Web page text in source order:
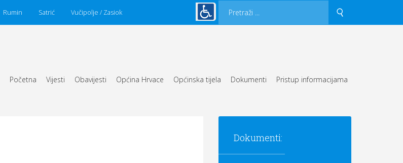
Rumin Satrić Vučipolje / Zasiok
Početna Vijesti Obavijesti Općina Hrvace Općinska tijela Dokumenti Pristup informacijama
Dokumenti: